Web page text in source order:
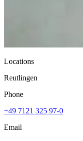
Locations
Reutlingen
Phone
+49 7121 325 97-0
Email